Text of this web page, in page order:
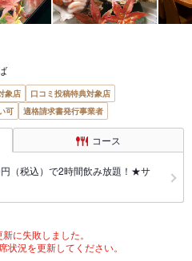
象店
口コミ投稿特典対象店
可 適格請求書発行事業者
コース
（税込）で2時間飲み放題！★サ
に失敗しました。
状況を更新してください。